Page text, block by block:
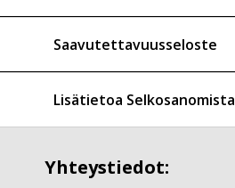
Saavutettavuusseloste
Lisätietoa Selkosanomista
Yhteystiedot: